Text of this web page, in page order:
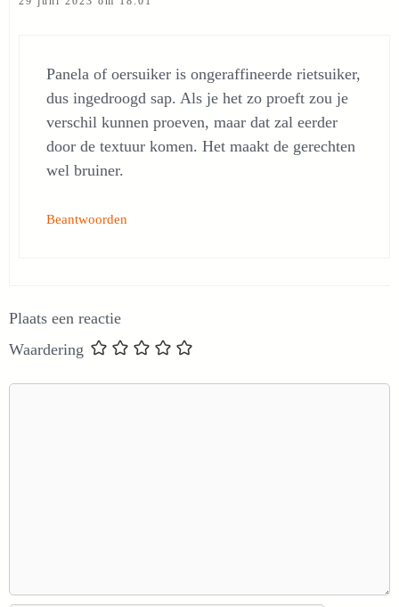
Panela of oersuiker is ongeraffineerde rietsuiker,
dus ingedroogd sap. Als je het zo proeft zou je
verschil kunnen proeven, maar dat zal eerder
door de textuur komen. Het maakt de gerechten
wel bruiner.
Beantwoorden
Plaats een reactie
Waardering